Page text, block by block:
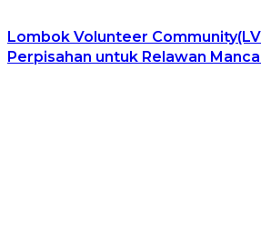
Lombok Volunteer
Perpisahan untuk Relawan